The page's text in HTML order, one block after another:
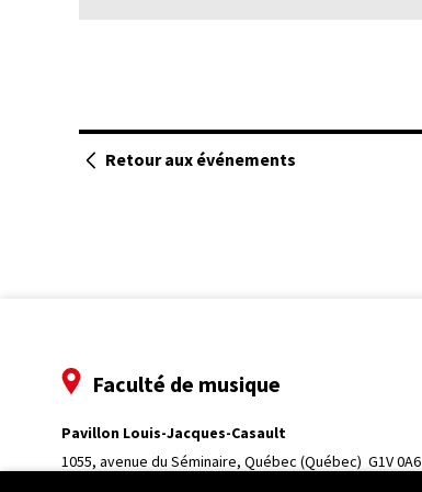
Retour aux événements
Faculté de musique
Pavillon Louis-Jacques-Casault
1055, avenue du Séminaire, Québec (Québec)  G1V 0A6